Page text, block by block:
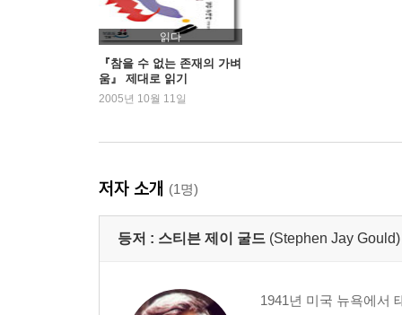
읽다
『참을 수 없는 존재의 가벼
움』 제대로 읽기
2005년 10월 11일
저자 소개 (1명)
등저 : 스티븐 제이 굴드 (Stephen Jay Gould)
1941년 미국 뉴욕에서